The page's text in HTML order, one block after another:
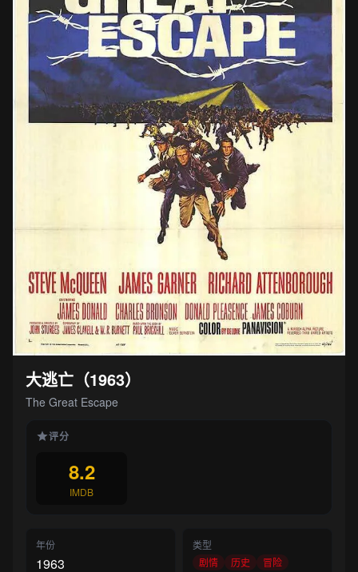
大逃亡（1963）
The Great Escape
评分
8.2
IMDB
年份
1963
类型
剧情
历史 冒险